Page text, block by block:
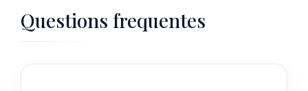
Questions frequentes